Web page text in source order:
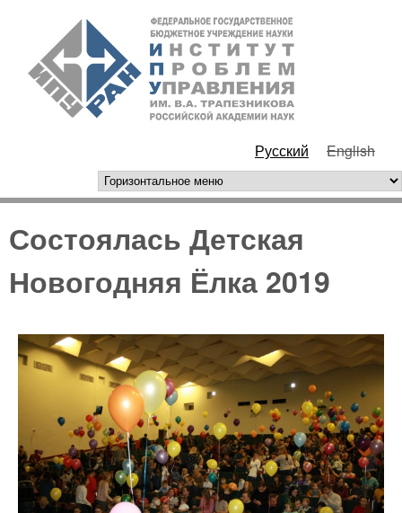
Перейти к основному
содержанию
РАН
Русский English
горизонтальное меню
Состоялась Детская
Новогодняя Ёлка 2019